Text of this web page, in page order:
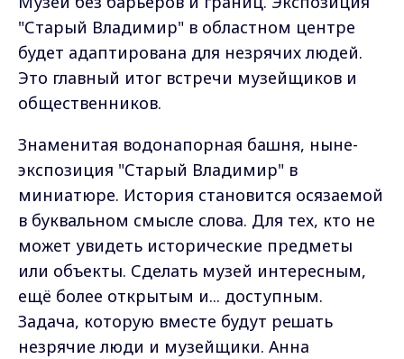
"Старый Владимир" в областном центре
будет адаптирована для незрячих людей.
Это главный итог встречи музейщиков и
общественников.
Знаменитая водонапорная башня, ныне-
экспозиция "Старый Владимир" в
миниатюре. История становится осязаемой
в буквальном смысле слова. Для тех, кто не
может увидеть исторические предметы
или объекты. Сделать музей интересным,
ещё более открытым и... доступным.
Задача, которую вместе будут решать
незрячие люди и музейщики. Анна